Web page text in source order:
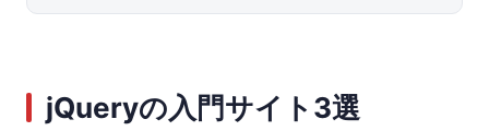
jQueryの入門サイト3選